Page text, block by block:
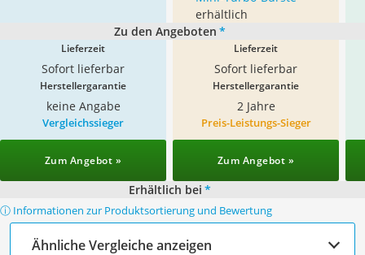
erhältlich
Zu den Angeboten *
Lieferzeit
Sofort lieferbar
Lieferzeit
Sofort lieferbar
Herstellergarantie
keine Angabe
Herstellergarantie
2 Jahre
Vergleichssieger
Zum Angebot »
Preis-Leistungs-Sieger
Zum Angebot »
Erhältlich bei *
ⓘ Informationen zur Produktsortierung und Bewertung
Ähnliche Vergleiche anzeigen